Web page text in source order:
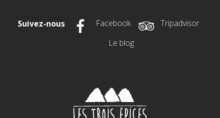
Suivez-nous Facebook
Tripadvisor
Le blog